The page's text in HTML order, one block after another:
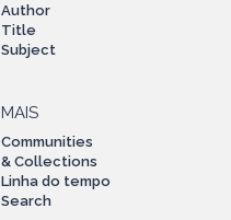
Author
Title
Subject
MAIS
Communities
& Collections
Linha do tempo
Search